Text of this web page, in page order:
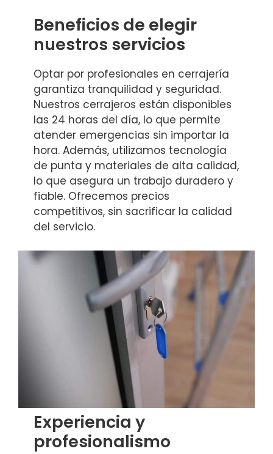
Beneficios de elegir
nuestros servicios
Optar por profesionales en cerrajería
garantiza tranquilidad y seguridad.
Nuestros cerrajeros están disponibles
las 24 horas del día, lo que permite
atender emergencias sin importar la
hora. Además, utilizamos tecnología
de punta y materiales de alta calidad,
lo que asegura un trabajo duradero y
fiable. Ofrecemos precios
competitivos, sin sacrificar la calidad
del servicio.
Experiencia y
profesionalismo